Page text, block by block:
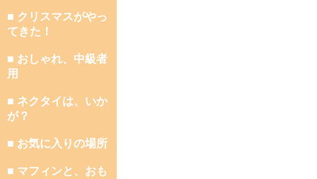
■ クリスマスがやっ
てきた！
■ おしゃれ、中級者
用
■ ネクタイは、いか
が？
■ お気に入りの場所
■ マフィンと、おも